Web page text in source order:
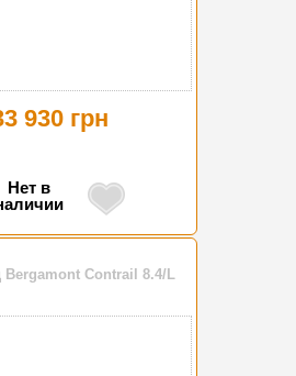
930 грн
Нет в
Bergamont Contrail 8.4/L